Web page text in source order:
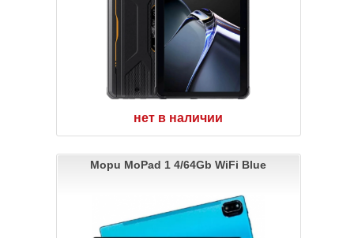
нет в наличии
Mopu MoPad 1 4/64Gb WiFi Blue